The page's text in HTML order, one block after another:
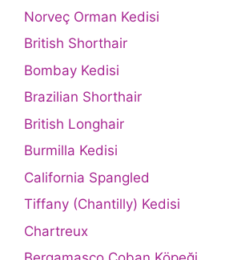
Norveç Orman Kedisi
British Shorthair
Bombay Kedisi
Brazilian Shorthair
British Longhair
Burmilla Kedisi
California Spangled
Tiffany (Chantilly) Kedisi
Chartreux